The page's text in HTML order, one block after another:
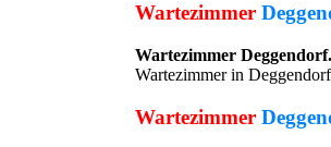
Wartezimmer
Wartezimmer
Wartezimmer in
Wartezimmer